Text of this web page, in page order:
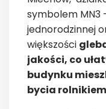
symbolem MN3
jednorodzinnej
większości
jakości, co
budynku
bycia